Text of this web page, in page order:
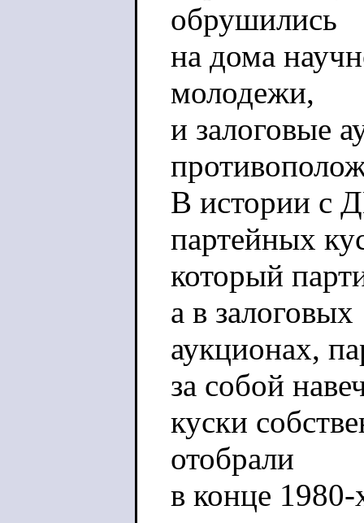
обрушились
на дома
молодежи,
и залоговые
В истории с
партейных
который
а в залоговых
аукционах,
за собой
куски
отобрали
в конце 1980-